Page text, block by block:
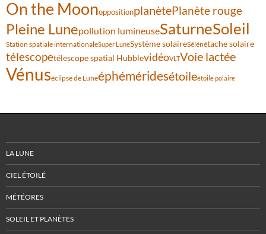
On the MoonoppositionplanètePlanète rouge
Pleine Lunepollution lumineuseSaturneSoleil
Station spatiale internationaleSuper LuneSystème solaireSélénétache solaire
télescopetélescope spatial HubblevidéoVLTVoie lactée
Vénuséclipse de Luneéphéméridesétoileétoile polaire
LA LUNE
CIEL ÉTOILÉ
MÉTÉORES
SOLEIL ET PLANÈTES